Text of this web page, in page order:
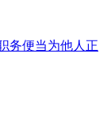
务便当为他人正